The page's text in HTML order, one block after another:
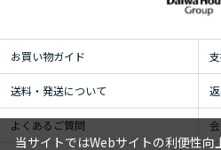
お買い物ガイド
送料・発送について
よくあるご質問
当サイトではWebサイトの利便性